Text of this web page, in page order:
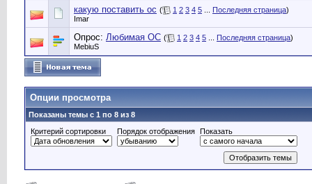
какую поставить ос ( 1 2 3 4 5 Последняя страница)
Imar
Опрос: Любимая ОС ( 1 2 3 4 5 Последняя страница)
MebiuS
Опции просмотра
Показаны темы с 1 по 8 из 8
Критерий сортировки
Порядок отображения Показать